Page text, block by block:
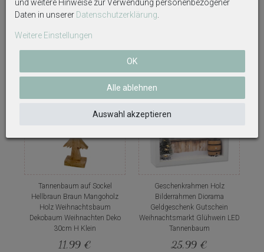
40,5cm H Groß
14,99 €
Tannenbaum auf Sockel
Hellbraun Braun Mangoholz
Holz Weihnachtsbaum
Dekobaum Weihnachten Deko
30cm H Klein
11,99 €
Geschenkrahmen Holz
Bilderrahmen Diorama
Geldgeschenk Gutschein
Weihnachtsmarkt Glühwein LED
Tannenbaum
25,99 €
und weitere Hinweise zur Verwendung personenbezogener
Daten in unserer Daten­schutz­erklärung.
Weitere Einstellungen
OK
Alle ablehnen
Auswahl akzeptieren